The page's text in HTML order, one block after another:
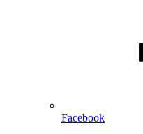
Facebook